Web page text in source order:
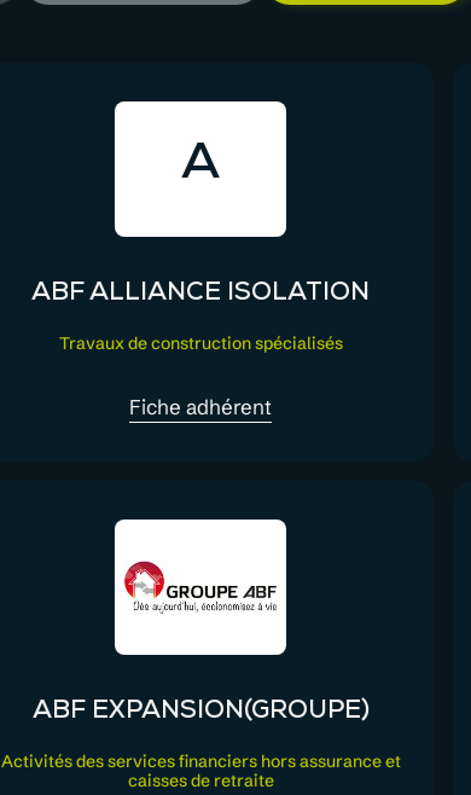
A
ABF ALLIANCE ISOLATION
Travaux de construction spécialisés
Fiche adhérent
ABF EXPANSION(GROUPE)
Activités des services financiers hors assurance et
caisses de retraite